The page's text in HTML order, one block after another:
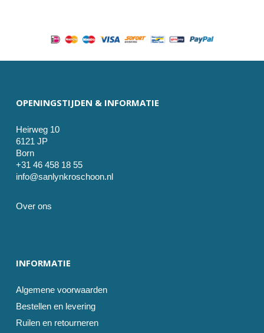
OPENINGSTIJDEN & INFORMATIE
Heirweg 10
6121 JP
Born
+31 46 458 18 55
info@sanlynkroschoon.nl
Over ons
INFORMATIE
Algemene voorwaarden
Bestellen en levering
Ruilen en retourneren